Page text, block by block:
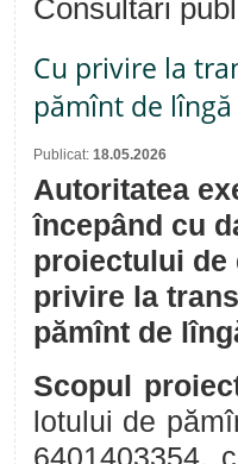
Consultări
Cu privire la
pămînt de
Publicat: 18.05.2026
Autoritatea
începând cu
proiectului de
privire la
pămînt de
Scopul
lotului de
6401403354,